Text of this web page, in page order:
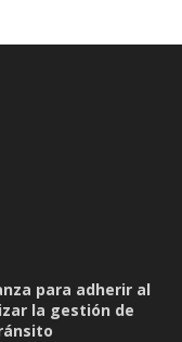
para adherir al
la gestión de